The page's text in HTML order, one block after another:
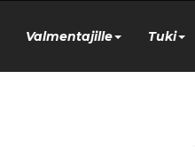
Valmentajille Tuki